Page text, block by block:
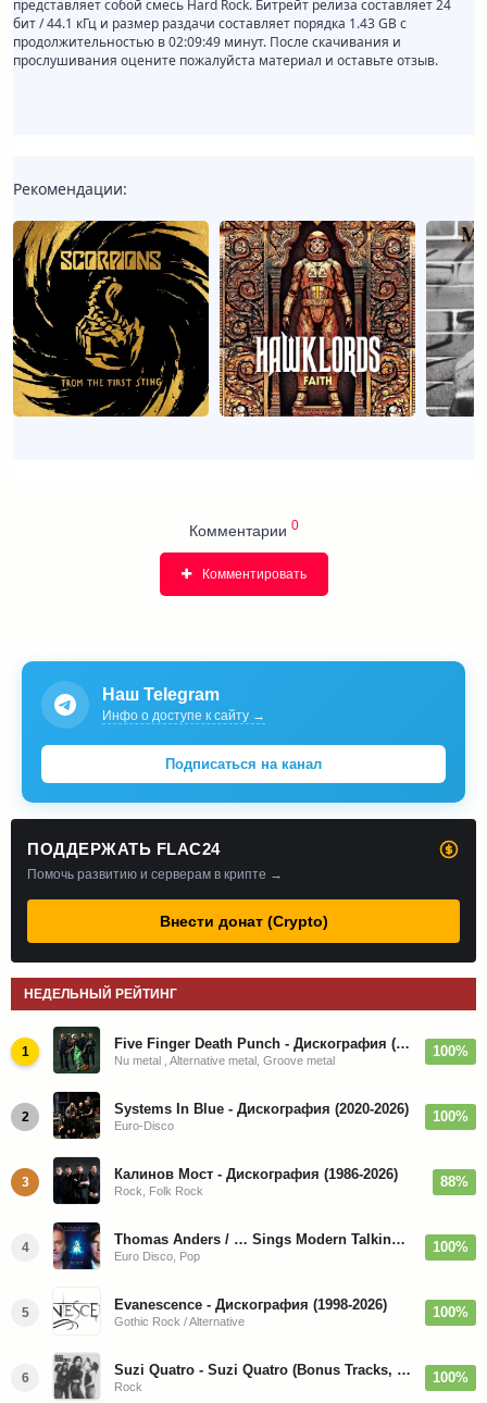
представляет собой смесь Hard Rock. Битрейт релиза составляет 24
бит / 44.1 кГц и размер раздачи составляет порядка 1.43 GB с
продолжительностью в 02:09:49 минут. После скачивания и
прослушивания оцените пожалуйста материал и оставьте отзыв.
Рекомендации:
Комментарии 0
Комментировать
Наш Telegram
Инфо о доступе к сайту →
Подписаться на канал
ПОДДЕРЖАТЬ FLAC24
Помочь развитию и серверам в крипте →
Внести донат (Crypto)
НЕДЕЛЬНЫЙ РЕЙТИНГ
1 Five Finger Death Punch - Дискография (2008-2026)
Nu metal , Alternative metal, Groove metal
100%
2 Systems In Blue - Дискография (2020-2026)
Euro-Disco
100%
3 Калинов Мост - Дискография (1986-2026)
Rock, Folk Rock
88%
4 Thomas Anders / … Sings Modern Talking: The Best hi-res
Euro Disco, Pop
100%
5 Evanescence - Дискография (1998-2026)
Gothic Rock / Alternative
100%
6 Suzi Quatro - Suzi Quatro (Bonus Tracks, Remaster) 1973/2022
Rock
100%